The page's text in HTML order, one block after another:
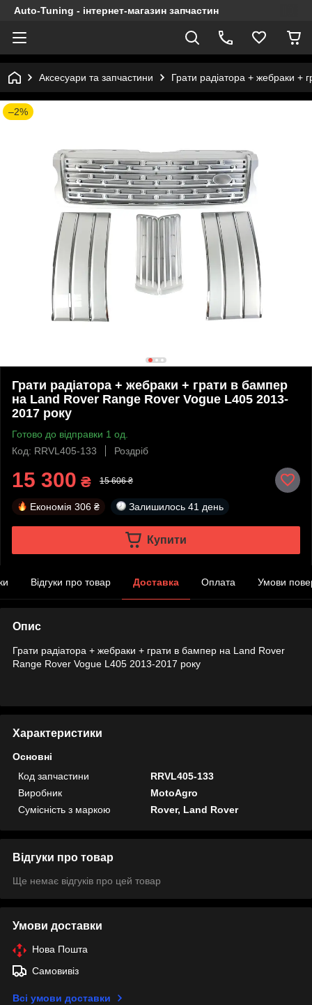
Auto-Tuning - інтернет-магазин запчастин
Аксесуари та запчастини Грати радіатора + жебраки
–2%
Грати радіатора + жебраки + грати в бампер
на Land Rover Range Rover Vogue L405 2013-
2017 року
Готово до відправки 1 од.
Код: RRVL405-133
Роздріб
15 300 ₴ 15 606 ₴
Економія 306 ₴ Залишилось 41 день
Купити
Відгуки про товар Доставка Оплата Умови
Опис
Грати радіатора + жебраки + грати в бампер на Land Rover
Range Rover Vogue L405 2013-2017 року
Характеристики
Основні
Код запчастини
RRVL405-133
Виробник
MotoAgro
Сумісність з маркою
Rover, Land Rover
Відгуки про товар
Ще немає відгуків про цей товар
Умови доставки
Нова Пошта
Самовивіз
Всі умови доставки